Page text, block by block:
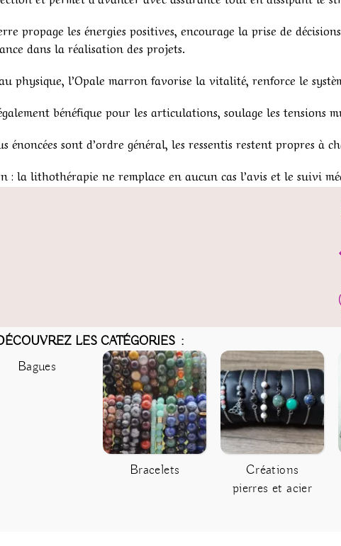
propage les énergies positives, encourage la prise de
dans la réalisation des projets.
physique, l’Opale marron favorise la vitalité, renforce le
bénéfique pour les articulations, soulage les
énoncées sont d’ordre général, les ressentis restent propres à
: la lithothérapie ne remplace en aucun cas l’avis et le suivi
LES CATÉGORIES :
Bagues
Bracelets
Créations
pierres et acier